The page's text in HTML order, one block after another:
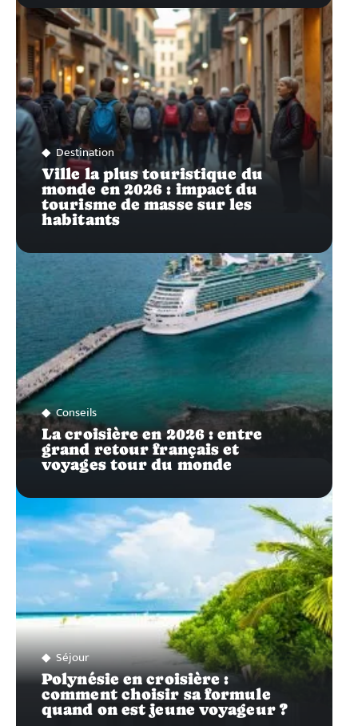
Destination
Ville la plus touristique du
monde en 2026 : impact du
tourisme de masse sur les
habitants
Conseils
La croisière en 2026 : entre
grand retour français et
voyages tour du monde
Séjour
Polynésie en croisière :
comment choisir sa formule
quand on est jeune voyageur ?